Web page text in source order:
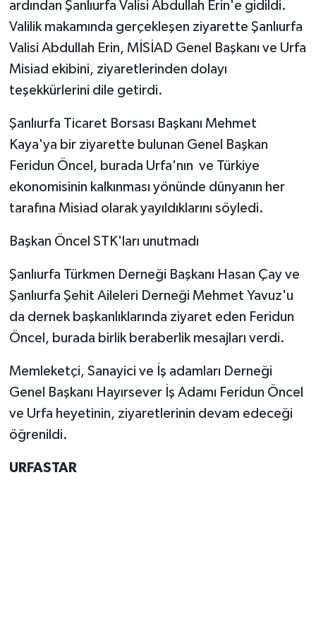
ardından Şanlıurfa Valisi Abdullah Erin'e gidildi.
Valilik makamında gerçekleşen ziyarette Şanlıurfa
Valisi Abdullah Erin, MİSİAD Genel Başkanı ve Urfa
Misiad ekibini, ziyaretlerinden dolayı
teşekkürlerini dile getirdi.
Şanlıurfa Ticaret Borsası Başkanı Mehmet
Kaya'ya bir ziyarette bulunan Genel Başkan
Feridun Öncel, burada Urfa'nın ve Türkiye
ekonomisinin kalkınması yönünde dünyanın her
tarafına Misiad olarak yayıldıklarını söyledi.
Başkan Öncel STK'ları unutmadı
Şanlıurfa Türkmen Derneği Başkanı Hasan Çay ve
Şanlıurfa Şehit Aileleri Derneği Mehmet Yavuz'u
da dernek başkanlıklarında ziyaret eden Feridun
Öncel, burada birlik beraberlik mesajları verdi.
Memleketçi, Sanayici ve İş adamları Derneği
Genel Başkanı Hayırsever İş Adamı Feridun Öncel
ve Urfa heyetinin, ziyaretlerinin devam edeceği
öğrenildi.
URFASTAR